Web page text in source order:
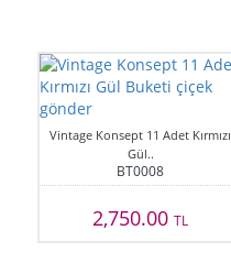
Vintage Konsept 11 Adet Kırmızı
Gül..
BT0008
2,750.00TL